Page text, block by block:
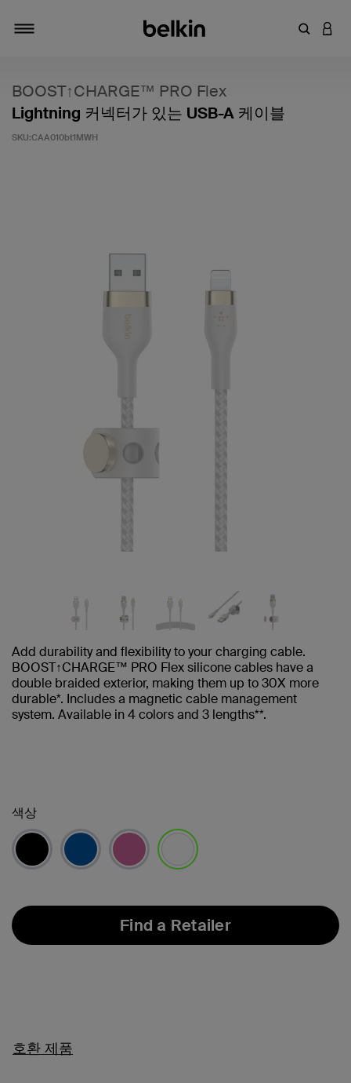
키워드
BOOST↑CHARGE™ PRO Flex
Lightning 커넥터가 있는 USB-A 케이블
SKU:CAA010bt1MWH
Add durability and flexibility to your charging cable.
BOOST↑CHARGE™ PRO Flex silicone cables have a
double braided exterior, making them up to 30X more
durable*. Includes a magnetic cable management
system. Available in 4 colors and 3 lengths**.
색상
Find a Retailer
호환 제품